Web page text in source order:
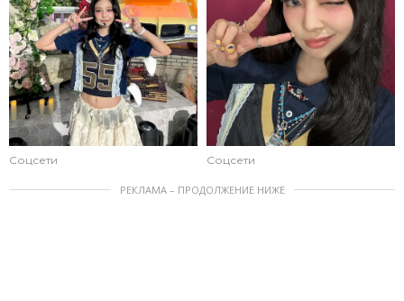
Соцсети Соцсети
РЕКЛАМА – ПРОДОЛЖЕНИЕ НИЖЕ